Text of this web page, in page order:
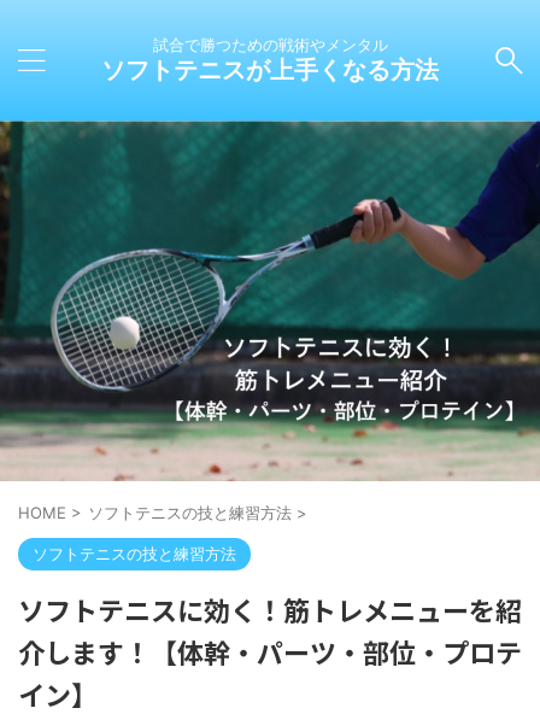
試合で勝つための戦術やメンタル
ソフトテニスが上手くなる方法
HOME > ソフトテニスの技と練習方法 >
ソフトテニスの技と練習方法
ソフトテニスに効く！筋トレメニューを紹
介します！【体幹・パーツ・部位・プロテ
イン】